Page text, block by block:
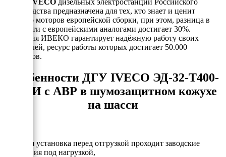
производства предназначена для тех, кто знает и ценит
качество моторов европейской сборки, при этом, разница в
стоимости с европейскими аналогами достигает 30%.
Компания ИВЕКО гарантирует надёжную работу своих
двигателей, ресурс работы которых достигает 50.000
моточасов.
Особенности ДГУ IVECO ЭД-32-Т400-
2РКИ с АВР в шумозащитном кожухе
на шасси
- Каждая установка перед отгрузкой проходит заводские
испытания под нагрузкой,